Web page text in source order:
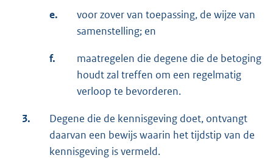
e.
voor zover van toepassing, de wijze van
samenstelling; en
f.
maatregelen die degene die de betoging
houdt zal treffen om een regelmatig
verloop te bevorderen.
3.
Degene die de kennisgeving doet, ontvangt
daarvan een bewijs waarin het tijdstip van de
kennisgeving is vermeld.